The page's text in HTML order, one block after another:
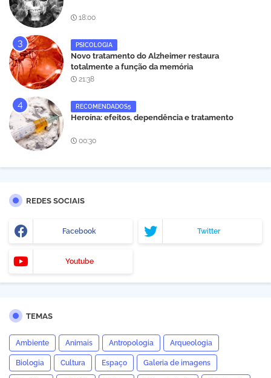
18:00
PSICOLOGIA
Novo tratamento do Alzheimer restaura
totalmente a função da memória
21:38
RECOMENDADOS5
Heroína: efeitos, dependência e tratamento
00:30
REDES SOCIAIS
Facebook Twitter
Youtube
TEMAS
Ambiente Animais Antropologia Arqueologia
Biologia Cultura Espaço Galeria de imagens